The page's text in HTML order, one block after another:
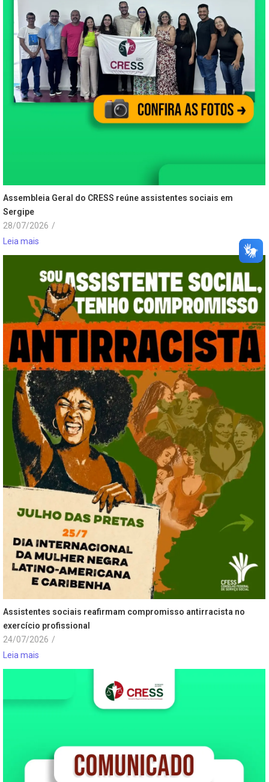
Assembleia Geral do CRESS reúne assistentes sociais em
Sergipe
28/07/2026 /
Leia mais
Assistentes sociais reafirmam compromisso antirracista no
exercício profissional
24/07/2026 /
Leia mais